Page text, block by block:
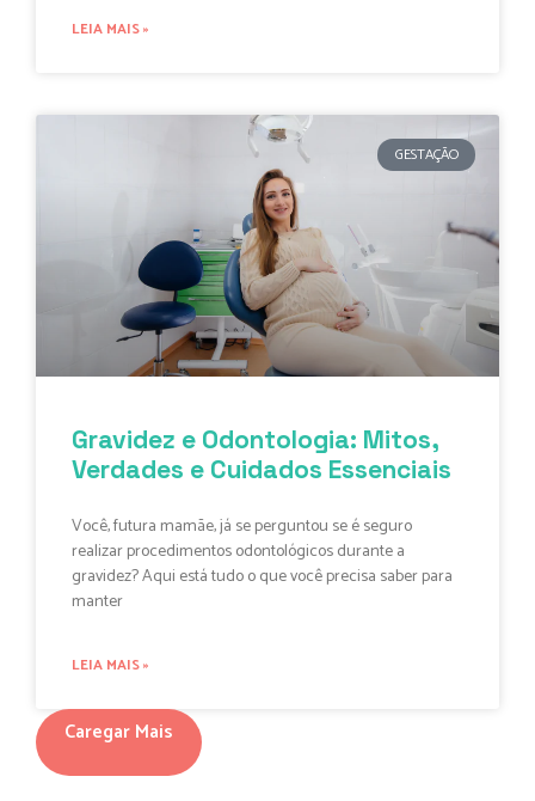
LEIA MAIS »
GESTAÇÃO
Gravidez e Odontologia: Mitos,
Verdades e Cuidados Essenciais
Você, futura mamãe, já se perguntou se é seguro
realizar procedimentos odontológicos durante a
gravidez? Aqui está tudo o que você precisa saber para
manter
LEIA MAIS »
Caregar Mais